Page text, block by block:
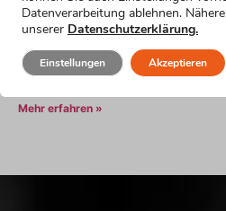
Einstieg für nervöse
Mehr erfahren »
Einstieg für kurze Reden
Mehr erfahren »
Mehr erfahren »
Datenverarbeitung ablehnen.
unserer Datenschutzerklärung.
Akzeptieren
Einstellungen